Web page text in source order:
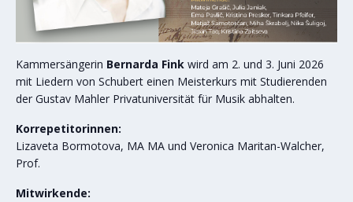
Kammersängerin Bernarda Fink wird am 2. und 3. Juni 2026
mit Liedern von Schubert einen Meisterkurs mit Studierenden
der Gustav Mahler Privatuniversität für Musik abhalten.
Korrepetitorinnen:
Lizaveta Bormotova, MA MA und Veronica Maritan-Walcher,
Prof.
Mitwirkende: